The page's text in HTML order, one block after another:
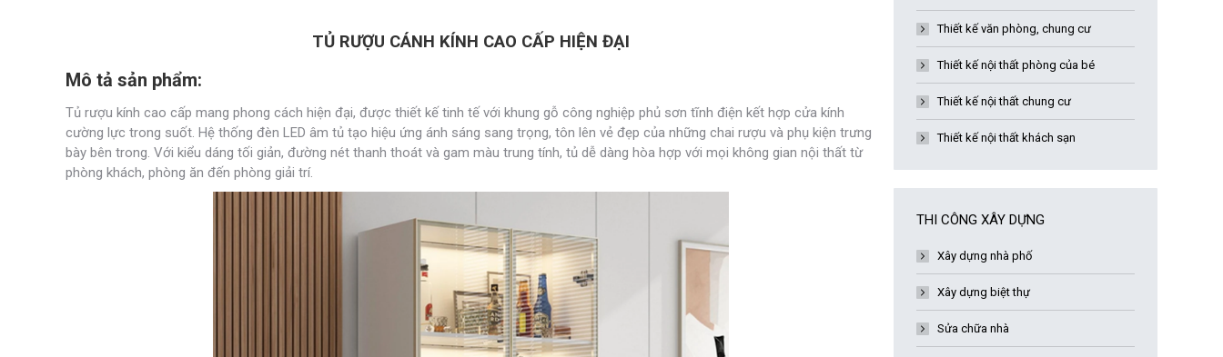
TỦ RƯỢU CÁNH KÍNH CAO CẤP HIỆN ĐẠI
Mô tả sản phẩm:
Tủ rượu kính cao cấp mang phong cách hiện đại, được thiết kế tinh tế với khung gỗ công nghiệp phủ sơn tĩnh điện kết hợp cửa kính
cường lực trong suốt. Hệ thống đèn LED âm tủ tạo hiệu ứng ánh sáng sang trọng, tôn lên vẻ đẹp của những chai rượu và phụ kiện trưng
bày bên trong. Với kiểu dáng tối giản, đường nét thanh thoát và gam màu trung tính, tủ dễ dàng hòa hợp với mọi không gian nội thất từ
phòng khách, phòng ăn đến phòng giải trí.
Thiết kế văn phòng, chung cư
Thiết kế nội thất phòng của bé
Thiết kế nội thất chung cư
Thiết kế nội thất khách sạn
THI CÔNG XÂY DỰNG
Xây dựng nhà phố
Xây dựng biệt thự
Sửa chữa nhà